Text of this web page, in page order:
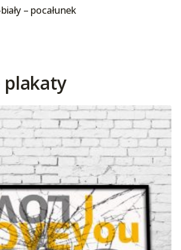
– pocałunek
plakaty